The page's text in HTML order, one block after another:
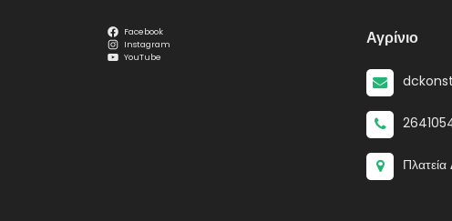
Facebook
Instagram
YouTube
Αγρίνιο